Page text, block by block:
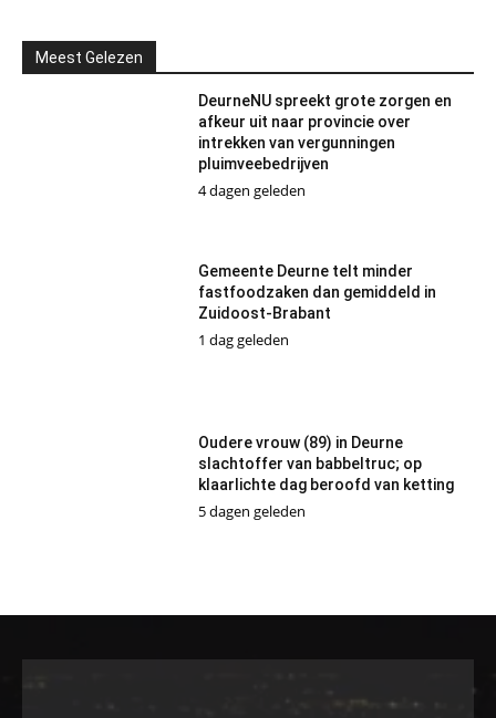
Meest Gelezen
DeurneNU spreekt grote zorgen en
afkeur uit naar provincie over
intrekken van vergunningen
pluimveebedrijven
4 dagen geleden
Gemeente Deurne telt minder
fastfoodzaken dan gemiddeld in
Zuidoost-Brabant
1 dag geleden
Oudere vrouw (89) in Deurne
slachtoffer van babbeltruc; op
klaarlichte dag beroofd van ketting
5 dagen geleden